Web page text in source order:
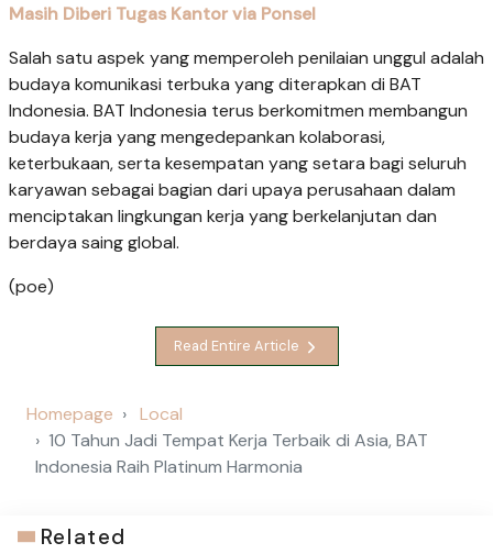
Masih Diberi Tugas Kantor via Ponsel
Salah satu aspek yang memperoleh penilaian unggul adalah
budaya komunikasi terbuka yang diterapkan di BAT
Indonesia. BAT Indonesia terus berkomitmen membangun
budaya kerja yang mengedepankan kolaborasi,
keterbukaan, serta kesempatan yang setara bagi seluruh
karyawan sebagai bagian dari upaya perusahaan dalam
menciptakan lingkungan kerja yang berkelanjutan dan
berdaya saing global.
(poe)
Read Entire Article
Homepage
Local
10 Tahun Jadi Tempat Kerja Terbaik di Asia, BAT
Indonesia Raih Platinum Harmonia
Related